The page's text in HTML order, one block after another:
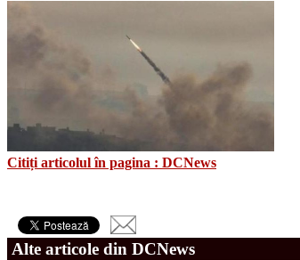
Citiți articolul în pagina : DCNews
Alte articole din DCNews